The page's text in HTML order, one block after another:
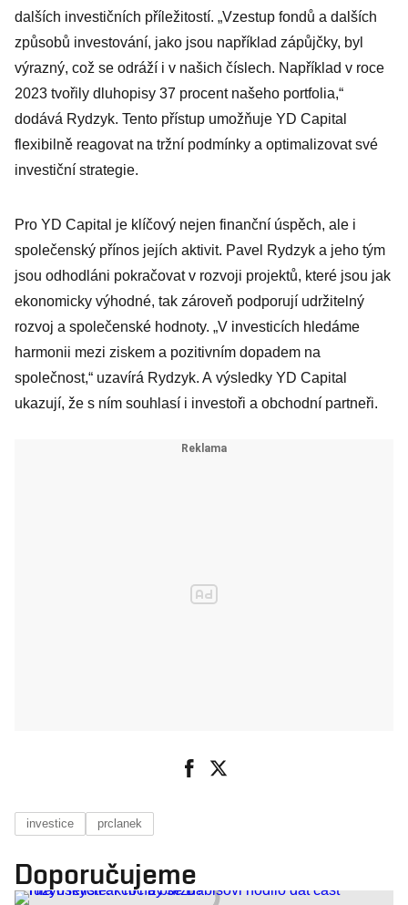
dalších investičních příležitostí. „Vzestup fondů a dalších
způsobů investování, jako jsou například zápůjčky, byl
výrazný, což se odráží i v našich číslech. Například v roce
2023 tvořily dluhopisy 37 procent našeho portfolia,“
dodává Rydzyk. Tento přístup umožňuje YD Capital
flexibilně reagovat na tržní podmínky a optimalizovat své
investiční strategie.
Pro YD Capital je klíčový nejen finanční úspěch, ale i
společenský přínos jejích aktivit. Pavel Rydzyk a jeho tým
jsou odhodláni pokračovat v rozvoji projektů, které jsou jak
ekonomicky výhodné, tak zároveň podporují udržitelný
rozvoj a společenské hodnoty. „V investicích hledáme
harmonii mezi ziskem a pozitivním dopadem na
společnost,“ uzavírá Rydzyk. A výsledky YD Capital
ukazují, že s ním souhlasí i investoři a obchodní partneři.
investice prclanek
Doporučujeme